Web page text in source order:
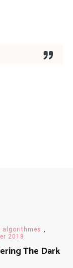
algorithmes
2018
The Dark